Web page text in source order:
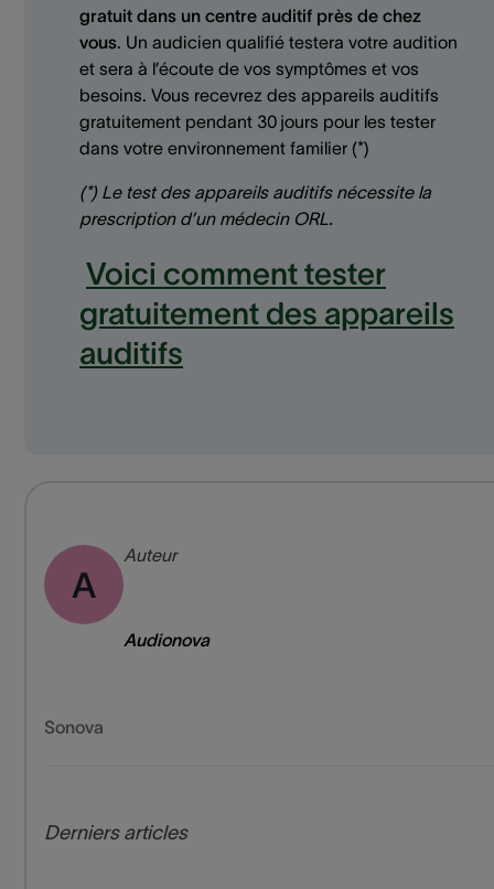
gratuit dans un centre auditif près de chez
vous. Un audicien qualifié testera votre audition
et sera à l’écoute de vos symptômes et vos
besoins. Vous recevrez des appareils auditifs
gratuitement pendant 30 jours pour les tester
dans votre environnement familier (*)
(*) Le test des appareils auditifs nécessite la
prescription d’un médecin ORL.
Voici comment tester
gratuitement des appareils
auditifs
A
Auteur
Audionova
Sonova
Derniers articles